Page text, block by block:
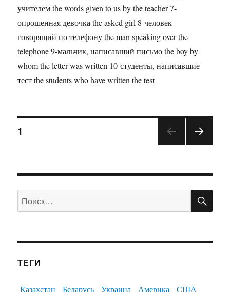
учителем the words given to us by the teacher 7-
опрошенная девочка the asked girl 8-человек
говорящий по телефону the man speaking over the
telephone 9-мальчик, написавший письмо the boy by
whom the letter was written 10-студенты, написавшие
тест the students who have written the test
1
Искать:
ТЕГИ
Казахстан Беларусь Украина Америка США